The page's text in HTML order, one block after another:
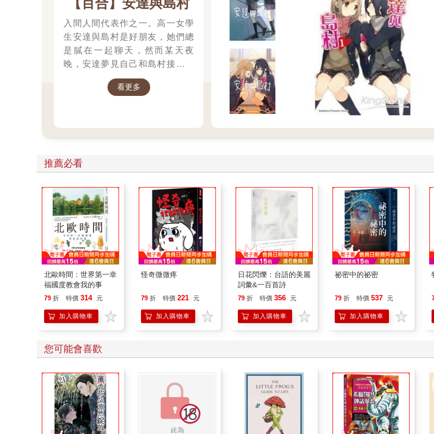
【百合】安達與島村
入間人間代表作之一。高一女學
生安達與島村是好朋友，她們總
是膩在一起聊天，然而某天夜
晚，安達夢見自己和島村接吻，
因此意識到了一份不一樣的情感!?
看更多
推薦必看
北歐時間：世界第一幸
福國度教會我的事
79 折 特價 314 元
加入購物車
怪奇微微疼
79 折 特價 221 元
加入購物車
日花閃爍：台語的美麗
詞彙&一百首詩
79 折 特價 356 元
加入購物車
祕密中的祕密
79 折 特價 537 元
加入購物車
您可能會喜歡